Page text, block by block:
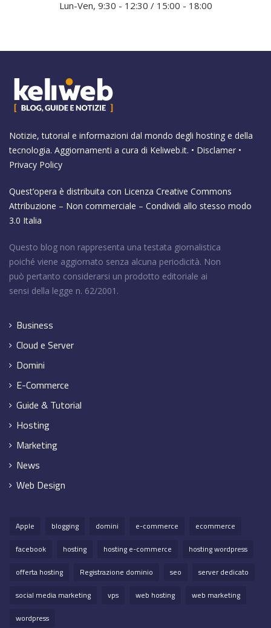
Lun-Ven, 9:30 - 12:30 / 15:00 - 18:00
Notizie, tutorial e informazioni dal mondo degli hosting e della
tecnologia. Aggiornamenti a cura di Keliweb.it. • Disclamer •
Privacy Policy
Quest’opera è distribuita con Licenza Creative Commons
Attribuzione – Non commerciale – Condividi allo stesso modo
3.0 Italia
Questo blog non rappresenta una testata giornalistica
poiché viene aggiornato senza alcuna periodicità. Non
può pertanto considerarsi un prodotto editoriale ai
sensi della legge n. 62/2001.
Business
Cloud e Server
Domini
E-Commerce
Guide & Tutorial
Hosting
Marketing
News
Web Design
Apple blogging domini e-commerce
ecommerce
facebook
hosting hosting e-commerce
hosting wordpress
offerta hosting
Registrazione dominio seo
server dedicato
social media marketing
vps web hosting
web marketing
wordpress